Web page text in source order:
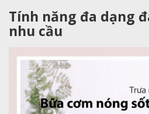
Tính năng đa dạng
nhu cầu